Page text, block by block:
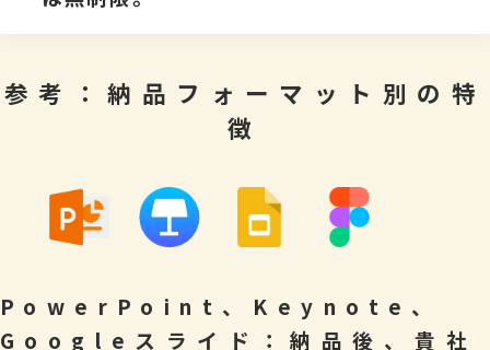
参考：納品フォーマット別の特
徴
PowerPoint、Keynote、
Googleスライド：納品後、貴社